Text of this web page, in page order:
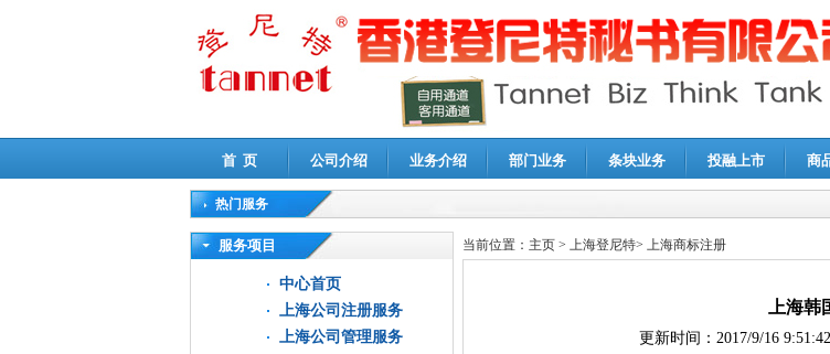
首 页 公司介绍 业务介绍 部门业务 条块业务 投融上市 商
热门服务
高新技术企业认定审计|企业所得税汇算清缴申报鉴证
服务项目
中心首页
上海公司注册服务
上海公司管理服务
当前位置： 主页 > 上海登尼特> 上海商标注册
上海
更新时间： 2017/9/16 9:51:42